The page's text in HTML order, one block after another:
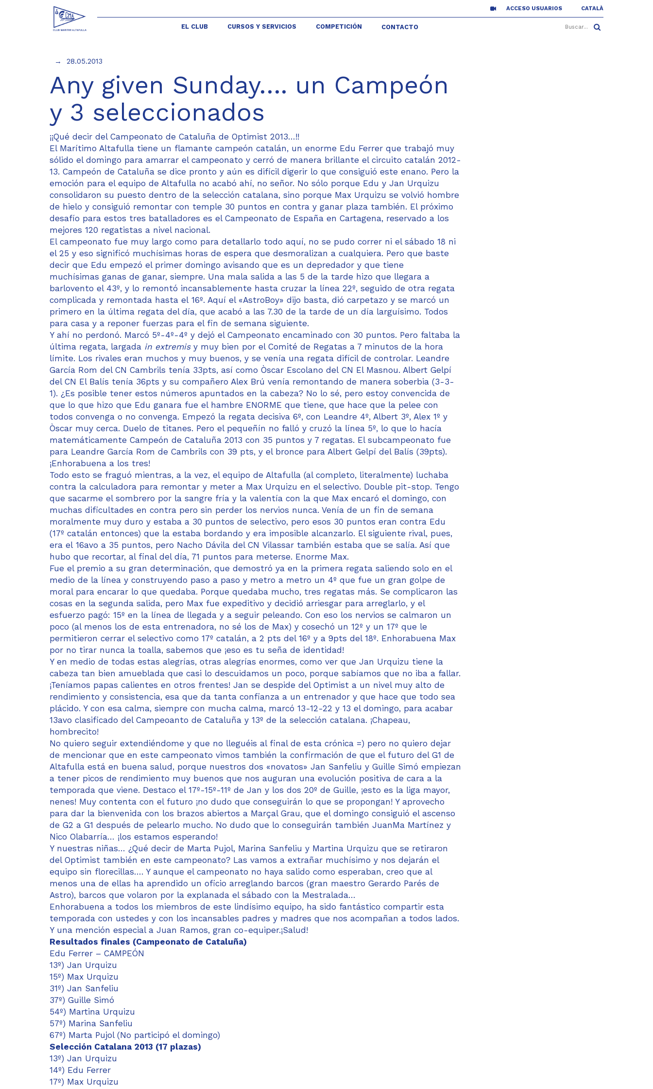
ACCESO USUARIOS CATALÀ
EL CLUB CURSOS Y SERVICIOS COMPETICIÓN CONTACTO
28.05.2013
Any given Sunday…. un Campeón
y 3 seleccionados
¡¡Qué decir del Campeonato de Cataluña de Optimist 2013…!!
El Marítimo Altafulla tiene un flamante campeón catalán, un enorme Edu Ferrer que trabajó muy
sólido el domingo para amarrar el campeonato y cerró de manera brillante el circuito catalán 2012-
13. Campeón de Cataluña se dice pronto y aún es difícil digerir lo que consiguió este enano. Pero la
emoción para el equipo de Altafulla no acabó ahí, no señor. No sólo porque Edu y Jan Urquizu
consolidaron su puesto dentro de la selección catalana, sino porque Max Urquizu se volvió hombre
de hielo y consiguió remontar con temple 30 puntos en contra y ganar plaza también. El próximo
desafío para estos tres batalladores es el Campeonato de España en Cartagena, reservado a los
mejores 120 regatistas a nivel nacional.
El campeonato fue muy largo como para detallarlo todo aquí, no se pudo correr ni el sábado 18 ni
el 25 y eso significó muchísimas horas de espera que desmoralizan a cualquiera. Pero que baste
decir que Edu empezó el primer domingo avisando que es un depredador y que tiene
muchísimas ganas de ganar, siempre. Una mala salida a las 5 de la tarde hizo que llegara a
barlovento el 43º, y lo remontó incansablemente hasta cruzar la línea 22º, seguido de otra regata
complicada y remontada hasta el 16º. Aquí el «AstroBoy» dijo basta, dió carpetazo y se marcó un
primero en la última regata del día, que acabó a las 7.30 de la tarde de un día larguísimo. Todos
para casa y a reponer fuerzas para el fin de semana siguiente.
Y ahí no perdonó. Marcó 5º-4º-4º y dejó el Campeonato encaminado con 30 puntos. Pero faltaba la
última regata, largada in extremisy muy bien por el Comité de Regatas a 7 minutos de la hora
límite. Los rivales eran muchos y muy buenos, y se venía una regata difícil de controlar. Leandre
García Rom del CN Cambrils tenía 33pts, así como Òscar Escolano del CN El Masnou. Albert Gelpí
del CN El Balís tenía 36pts y su compañero Alex Brú venía remontando de manera soberbia (3-3-
1). ¿Es posible tener estos números apuntados en la cabeza? No lo sé, pero estoy convencida de
que lo que hizo que Edu ganara fue el hambre ENORME que tiene, que hace que la pelee con
todos convenga o no convenga. Empezó la regata decisiva 6º, con Leandre 4º, Albert 3º, Alex 1º y
Òscar muy cerca. Duelo de titanes. Pero el pequeñín no falló y cruzó la línea 5º, lo que lo hacía
matemáticamente Campeón de Cataluña 2013 con 35 puntos y 7 regatas. El subcampeonato fue
para Leandre García Rom de Cambrils con 39 pts, y el bronce para Albert Gelpí del Balís (39pts).
¡Enhorabuena a los tres!
Todo esto se fraguó mientras, a la vez, el equipo de Altafulla (al completo, literalmente) luchaba
contra la calculadora para remontar y meter a Max Urquizu en el selectivo. Double pit-stop. Tengo
que sacarme el sombrero por la sangre fría y la valentía con la que Max encaró el domingo, con
muchas dificultades en contra pero sin perder los nervios nunca. Venía de un fin de semana
moralmente muy duro y estaba a 30 puntos de selectivo, pero esos 30 puntos eran contra Edu
(17º catalán entonces) que la estaba bordando y era imposible alcanzarlo. El siguiente rival, pues,
era el 16avo a 35 puntos, pero Nacho Dávila del CN Vilassar también estaba que se salía. Así que
hubo que recortar, al final del día, 71 puntos para meterse. Enorme Max.
Fue el premio a su gran determinación, que demostró ya en la primera regata saliendo solo en el
medio de la línea y construyendo paso a paso y metro a metro un 4º que fue un gran golpe de
moral para encarar lo que quedaba. Porque quedaba mucho, tres regatas más. Se complicaron las
cosas en la segunda salida, pero Max fue expeditivo y decidió arriesgar para arreglarlo, y el
esfuerzo pagó: 15º en la línea de llegada y a seguir peleando. Con eso los nervios se calmaron un
poco (al menos los de esta entrenadora, no sé los de Max) y cosechó un 12º y un 17º que le
permitieron cerrar el selectivo como 17º catalán, a 2 pts del 16º y a 9pts del 18º. Enhorabuena Max
por no tirar nunca la toalla, sabemos que ¡eso es tu seña de identidad!
Y en medio de todas estas alegrías, otras alegrías enormes, como ver que Jan Urquizu tiene la
cabeza tan bien amueblada que casi lo descuidamos un poco, porque sabíamos que no iba a fallar.
¡Teníamos papas calientes en otros frentes! Jan se despide del Optimist a un nivel muy alto de
rendimiento y consistencia, esa que da tanta confianza a un entrenador y que hace que todo sea
plácido. Y con esa calma, siempre con mucha calma, marcó 13-12-22 y 13 el domingo, para acabar
13avo clasificado del Campeoanto de Cataluña y 13º de la selección catalana. ¡Chapeau,
hombrecito!
No quiero seguir extendiéndome y que no lleguéis al final de esta crónica =) pero no quiero dejar
de mencionar que en este campeonato vimos también la confirmación de que el futuro del G1 de
Altafulla está en buena salud, porque nuestros dos «novatos» Jan Sanfeliu y Guille Simó empiezan
a tener picos de rendimiento muy buenos que nos auguran una evolución positiva de cara a la
temporada que viene. Destaco el 17º-15º-11º de Jan y los dos 20º de Guille, ¡esto es la liga mayor,
nenes! Muy contenta con el futuro ¡no dudo que conseguirán lo que se propongan! Y aprovecho
para dar la bienvenida con los brazos abiertos a Marçal Grau, que el domingo consiguió el ascenso
de G2 a G1 después de pelearlo mucho. No dudo que lo conseguirán también JuanMa Martínez y
Nico Olabarría… ¡los estamos esperando!
Y nuestras niñas… ¿Qué decir de Marta Pujol, Marina Sanfeliu y Martina Urquizu que se retiraron
del Optimist también en este campeonato? Las vamos a extrañar muchísimo y nos dejarán el
equipo sin florecillas…. Y aunque el campeonato no haya salido como esperaban, creo que al
menos una de ellas ha aprendido un oficio arreglando barcos (gran maestro Gerardo Parés de
Astro), barcos que volaron por la explanada el sábado con la Mestralada…
Enhorabuena a todos los miembros de este lindísimo equipo, ha sido fantástico compartir esta
temporada con ustedes y con los incansables padres y madres que nos acompañan a todos lados.
Y una mención especial a Juan Ramos, gran co-equiper.¡Salud!
Resultados finales (Campeonato de Cataluña)
Edu Ferrer – CAMPEÓN
13º) Jan Urquizu
15º) Max Urquizu
31º) Jan Sanfeliu
37º) Guille Simó
54º) Martina Urquizu
57º) Marina Sanfeliu
67º) Marta Pujol (No participó el domingo)
Selección Catalana 2013 (17 plazas)
13º) Jan Urquizu
14º) Edu Ferrer
17º) Max Urquizu